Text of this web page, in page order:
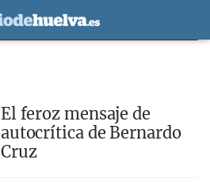
El feroz mensaje de
autocrítica de Bernardo
Cruz